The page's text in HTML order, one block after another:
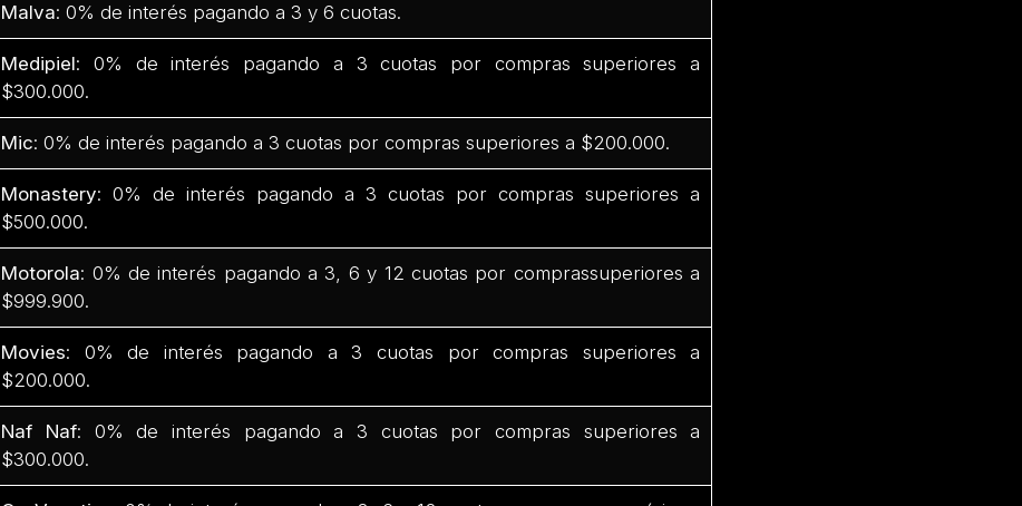
Malva: 0% de interés pagando a 3 y 6 cuotas.
Medipiel: 0% de interés pagando a 3 cuotas por compras superiores a
$300.000.
Mic: 0% de interés pagando a 3 cuotas por compras superiores a $200.000.
Monastery: 0% de interés pagando a 3 cuotas por compras superiores a
$500.000.
Motorola: 0% de interés pagando a 3, 6 y 12 cuotas por comprassuperiores a
$999.900.
Movies: 0% de interés pagando a 3 cuotas por compras superiores a
$200.000.
Naf Naf: 0% de interés pagando a 3 cuotas por compras superiores a
$300.000.